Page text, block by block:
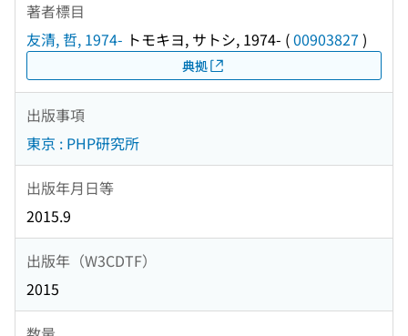
著者標目
友清, 哲, 1974- トモキヨ, サトシ, 1974- (00903827 )
典拠
出版事項
東京 : PHP研究所
出版年月日等
2015.9
出版年（W3CDTF）
2015